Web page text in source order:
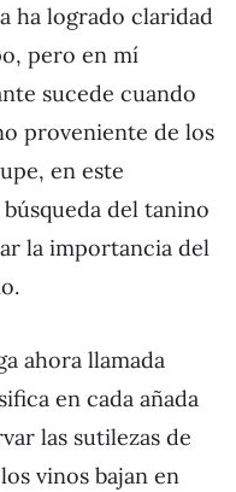
ha logrado claridad
pero en mí
sucede cuando
proveniente de los
en este
del tanino
la importancia del
ahora llamada
en cada añada
las sutilezas de
vinos bajan en